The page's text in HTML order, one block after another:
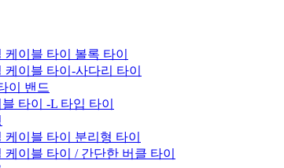
이블 타이 볼록 타이
이블 타이-사다리 타이
이 밴드
타이 -L 타입 타이
이블 타이 분리형 타이
이블 타이 / 간단한 버클 타이